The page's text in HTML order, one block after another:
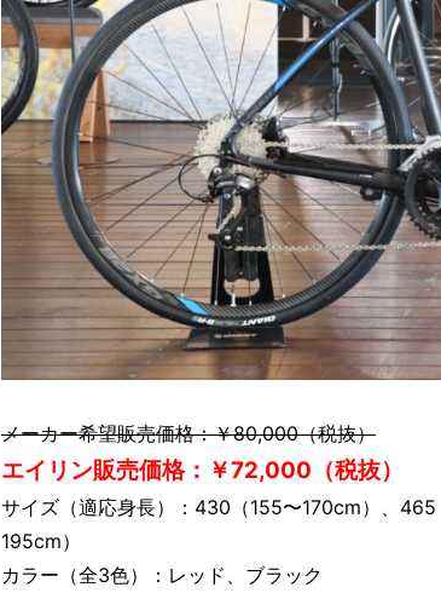
メーカー希望販売価格：￥80,000（税抜）
エイリン販売価格：￥72,000（税抜）
サイズ（適応身長）：430（155〜170cm）、
195cm）
カラー（全3色）：レッド、ブラック